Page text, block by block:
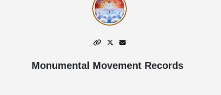
Monumental Movement Records